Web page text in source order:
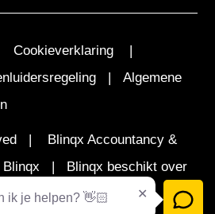
Cookieverklaring
|
|
Algemene
| Blinqx Accountancy &
Blinqx | Blinqx beschikt over
ik je helpen? 👋🏻